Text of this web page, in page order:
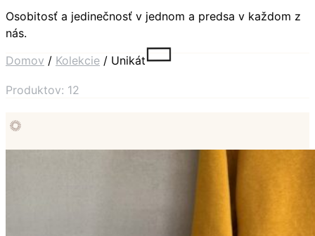
Osobitosť a jedinečnosť v jednom a predsa v každom z
nás.
Domov / Kolekcie / Unikát
Produktov: 12